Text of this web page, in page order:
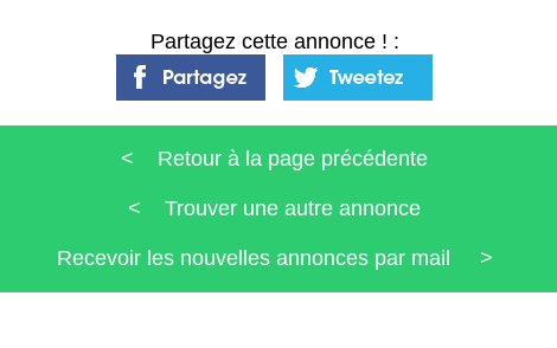
Partagez cette annonce ! :
< Retour à la page précédente
< Trouver une autre annonce
Recevoir les nouvelles annonces par mail >